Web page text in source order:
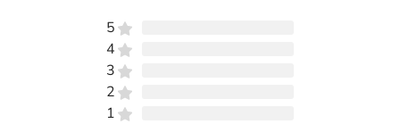
5
4
3
2
1